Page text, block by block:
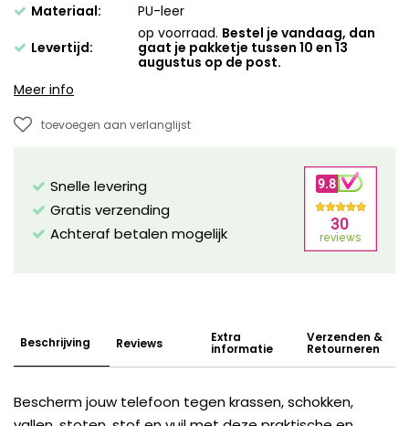
Materiaal:
PU-leer
Levertijd:
op voorraad. Bestel je vandaag, dan
gaat je pakketje tussen 10 en 13
augustus op de post.
Meer info
toevoegen aan verlanglijst
Snelle levering
Gratis verzending
Achteraf betalen mogelijk
Beschrijving Reviews Extra
informatie
Verzenden &
Retourneren
Bescherm jouw telefoon tegen krassen, schokken,